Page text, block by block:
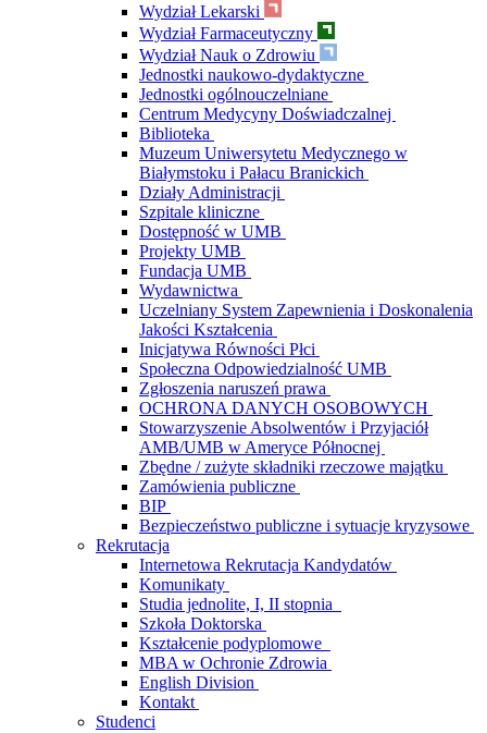
Wydział Lekarski
Wydział Farmaceutyczny
Wydział Nauk o Zdrowiu
Jednostki naukowo-dydaktyczne
Jednostki ogólnouczelniane
Centrum Medycyny Doświadczalnej
Biblioteka
Muzeum Uniwersytetu Medycznego w
Białymstoku i Pałacu Branickich
Działy Administracji
Szpitale kliniczne
Dostępność w UMB
Projekty UMB
Fundacja UMB
Wydawnictwa
Uczelniany System Zapewnienia i Doskonalenia
Jakości Kształcenia
Inicjatywa Równości Płci
Społeczna Odpowiedzialność UMB
Zgłoszenia naruszeń prawa
OCHRONA DANYCH OSOBOWYCH
Stowarzyszenie Absolwentów i Przyjaciół
AMB/UMB w Ameryce Północnej
Zbędne / zużyte składniki rzeczowe majątku
Zamówienia publiczne
BIP
Bezpieczeństwo publiczne i sytuacje kryzysowe
Rekrutacja
Internetowa Rekrutacja Kandydatów
Komunikaty
Studia jednolite, I, II stopnia
Szkoła Doktorska
Kształcenie podyplomowe
MBA w Ochronie Zdrowia
English Division
Kontakt
Studenci